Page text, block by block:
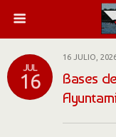
JUL
16
16 JULIO,
Bases